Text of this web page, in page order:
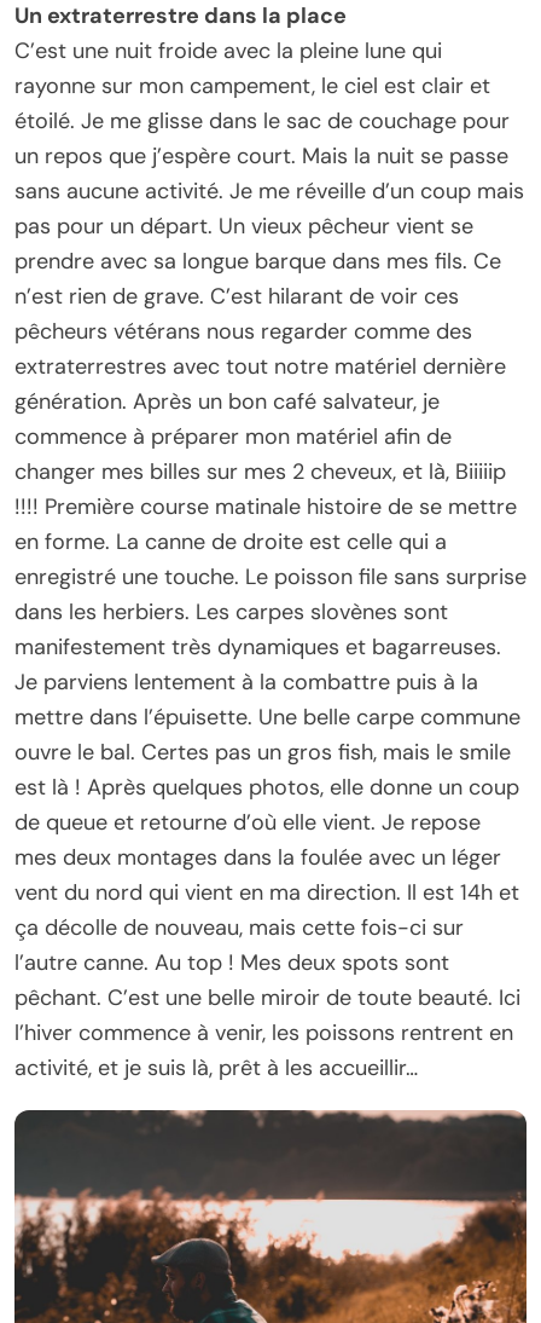
Un extraterrestre dans la place
C’est une nuit froide avec la pleine lune qui
rayonne sur mon campement, le ciel est clair et
étoilé. Je me glisse dans le sac de couchage pour
un repos que j’espère court. Mais la nuit se passe
sans aucune activité. Je me réveille d’un coup mais
pas pour un départ. Un vieux pêcheur vient se
prendre avec sa longue barque dans mes fils. Ce
n’est rien de grave. C’est hilarant de voir ces
pêcheurs vétérans nous regarder comme des
extraterrestres avec tout notre matériel dernière
génération. Après un bon café salvateur, je
commence à préparer mon matériel afin de
changer mes billes sur mes 2 cheveux, et là, Biiiiip
!!!! Première course matinale histoire de se mettre
en forme. La canne de droite est celle qui a
enregistré une touche. Le poisson file sans surprise
dans les herbiers. Les carpes slovènes sont
manifestement très dynamiques et bagarreuses.
Je parviens lentement à la combattre puis à la
mettre dans l’épuisette. Une belle carpe commune
ouvre le bal. Certes pas un gros fish, mais le smile
est là ! Après quelques photos, elle donne un coup
de queue et retourne d’où elle vient. Je repose
mes deux montages dans la foulée avec un léger
vent du nord qui vient en ma direction. Il est 14h et
ça décolle de nouveau, mais cette fois-ci sur
l’autre canne. Au top ! Mes deux spots sont
pêchant. C’est une belle miroir de toute beauté. Ici
l’hiver commence à venir, les poissons rentrent en
activité, et je suis là, prêt à les accueillir…